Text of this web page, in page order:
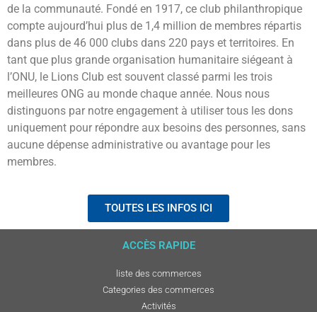
de la communauté. Fondé en 1917, ce club philanthropique
compte aujourd’hui plus de 1,4 million de membres répartis
dans plus de 46 000 clubs dans 220 pays et territoires. En
tant que plus grande organisation humanitaire siégeant à
l’ONU, le Lions Club est souvent classé parmi les trois
meilleures ONG au monde chaque année. Nous nous
distinguons par notre engagement à utiliser tous les dons
uniquement pour répondre aux besoins des personnes, sans
aucune dépense administrative ou avantage pour les
membres.
TOUTES LES INFOS ICI
ACCÈS RAPIDE
liste des commerces
Categories des commerces
Activités